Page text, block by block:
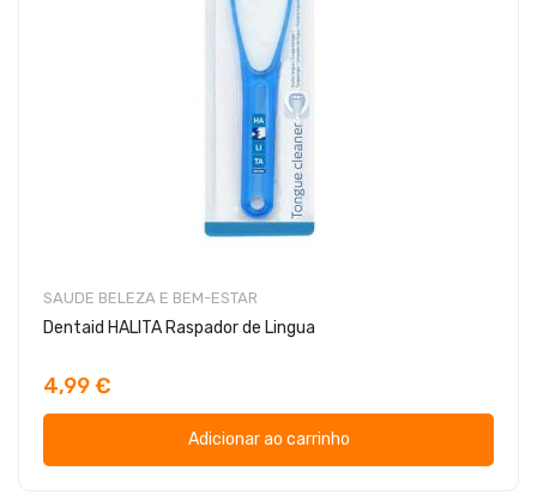
SAUDE BELEZA E BEM-ESTAR
Dentaid HALITA Raspador de Lingua
4,99 €
Adicionar ao carrinho